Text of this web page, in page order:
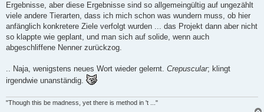
Ergebnisse, aber diese Ergebnisse sind so allgemeingültig auf ungezählt
viele andere Tierarten, dass ich mich schon was wundern muss, ob hier
anfänglich konkretere Ziele verfolgt wurden ... das Projekt dann aber nicht
so klappte wie geplant, und man sich auf solide, wenn auch
abgeschliffene Nenner zurückzog.
.. Naja, wenigstens neues Wort wieder gelernt. Crepuscular; klingt
irgendwie unanständig.
"Though this be madness, yet there is method in 't ..."